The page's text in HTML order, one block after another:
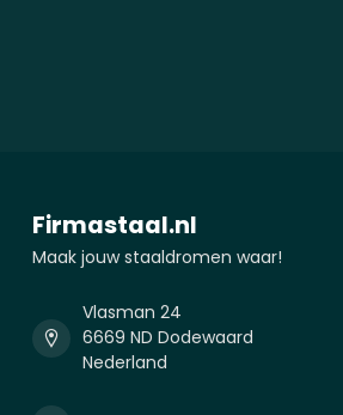
Firmastaal.nl
Maak jouw staaldromen waar!
Vlasman 24
6669 ND Dodewaard
Nederland